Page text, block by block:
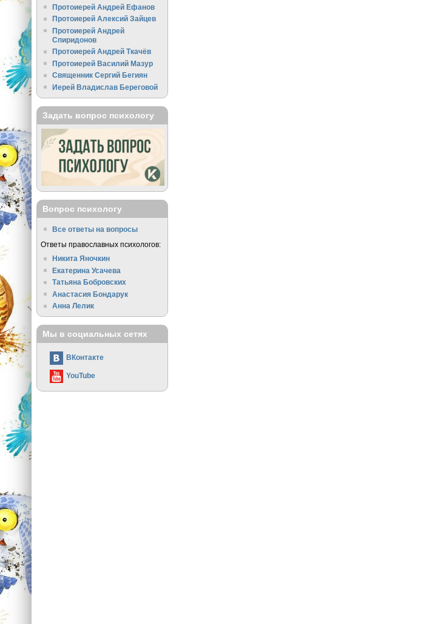
Протоиерей Андрей Ефанов
Протоиерей Алексий Зайцев
Протоиерей Андрей
Спиридонов
Протоиерей Андрей Ткачёв
Протоиерей Василий Мазур
Священник Сергий Бегиян
Иерей Владислав Береговой
Задать вопрос психологу
Вопрос психологу
Все ответы на вопросы
Ответы православных психологов:
Никита Яночкин
Екатерина Усачева
Татьяна Бобровских
Анастасия Бондарук
Анна Лелик
Мы в социальных сетях
ВКонтакте
YouTube